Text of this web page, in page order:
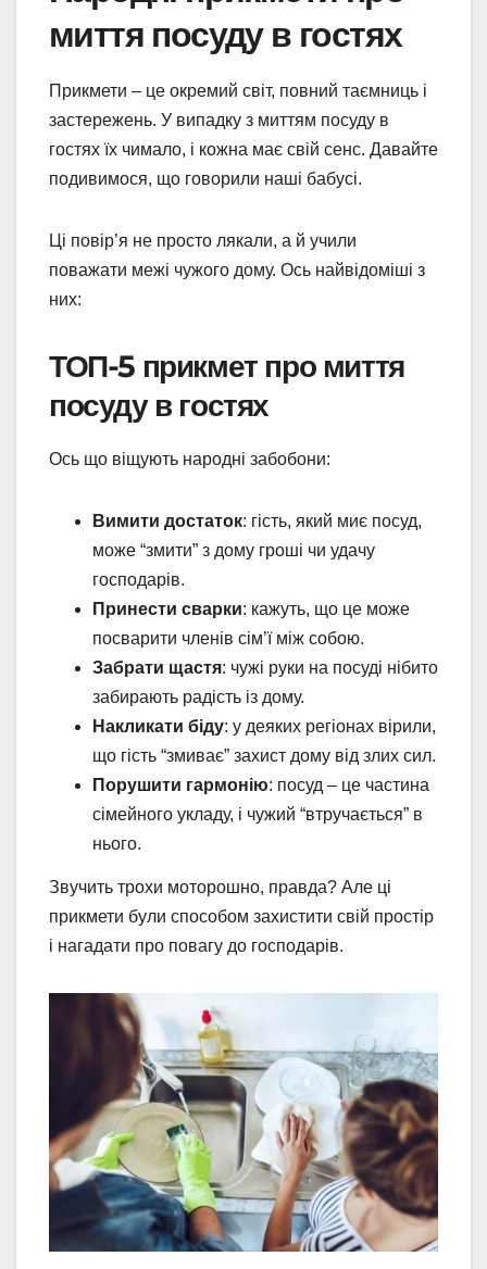
миття посуду в гостях
Прикмети – це окремий світ, повний таємниць і
застережень. У випадку з миттям посуду в
гостях їх чимало, і кожна має свій сенс. Давайте
подивимося, що говорили наші бабусі.
Ці повір’я не просто лякали, а й учили
поважати межі чужого дому. Ось найвідоміші з
них:
ТОП-5 прикмет про миття
посуду в гостях
Ось що віщують народні забобони:
Вимити достаток: гість, який миє посуд,
може “змити” з дому гроші чи удачу
господарів.
Принести сварки: кажуть, що це може
посварити членів сім’ї між собою.
Забрати щастя: чужі руки на посуді нібито
забирають радість із дому.
Накликати біду: у деяких регіонах вірили,
що гість “змиває” захист дому від злих сил.
Порушити гармонію: посуд – це частина
сімейного укладу, і чужий “втручається” в
нього.
Звучить трохи моторошно, правда? Але ці
прикмети були способом захистити свій простір
і нагадати про повагу до господарів.